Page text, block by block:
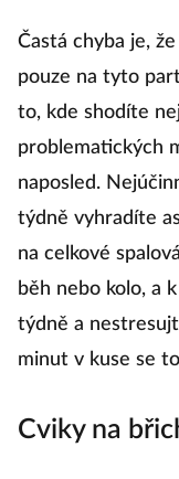
Častá chyba je,
pouze na tyto
to, kde shodíte
problematických
naposled.
týdně vyhradíte
na celkové
běh nebo kolo, a
týdně a
minut v kuse se
Cviky na